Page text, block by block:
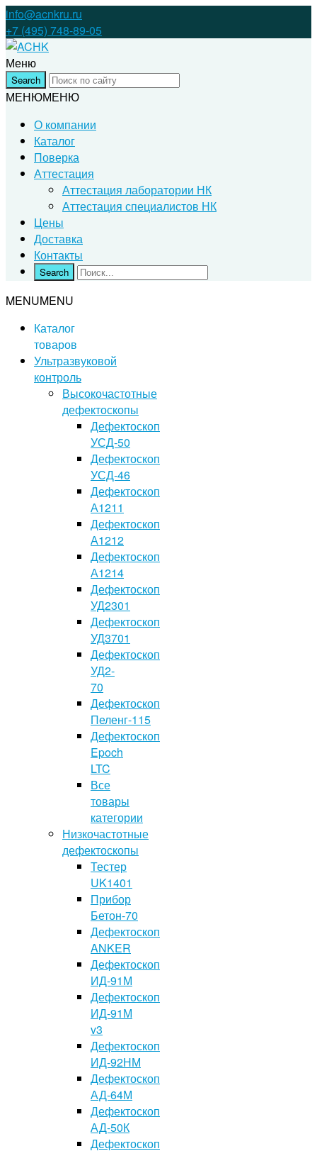
info@acnkru.ru
+7 (495) 748-89-05
Меню
МЕНЮМЕНЮ
О компании
Каталог
Поверка
Аттестация
Аттестация лаборатории НК
Аттестация специалистов НК
Цены
Доставка
Контакты
MENUMENU
Каталог
товаров
Ультразвуковой
контроль
Высокочастотные
дефектоскопы
Дефектоскоп
УСД-50
Дефектоскоп
УСД-46
Дефектоскоп
А1211
Дефектоскоп
А1212
Дефектоскоп
А1214
Дефектоскоп
УД2301
Дефектоскоп
УД3701
Дефектоскоп
УД2-
70
Дефектоскоп
Пеленг-115
Дефектоскоп
Epoch
LTC
Все
товары
категории
Низкочастотные
дефектоскопы
Тестер
UK1401
Прибор
Бетон-70
Дефектоскоп
ANKER
Дефектоскоп
ИД-91М
Дефектоскоп
ИД-91М
v3
Дефектоскоп
ИД-92НМ
Дефектоскоп
АД-64М
Дефектоскоп
АД-50К
Дефектоскоп